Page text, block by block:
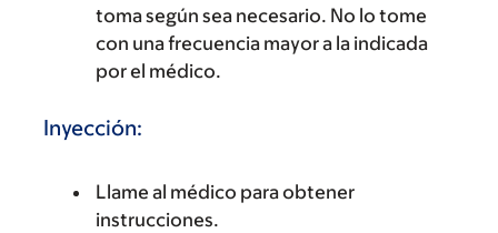
toma según sea necesario. No lo tome
con una frecuencia mayor a la indicada
por el médico.
Inyección:
Llame al médico para obtener
instrucciones.